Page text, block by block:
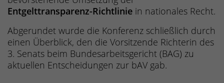
Entgelttransparenz-Richtlinie in nationales Recht.
Abgerundet wurde die Konferenz schließlich durch
einen Überblick, den die Vorsitzende Richterin des
3. Senats beim Bundesarbeitsgericht (BAG) zu
aktuellen Entscheidungen zur bAV gab.